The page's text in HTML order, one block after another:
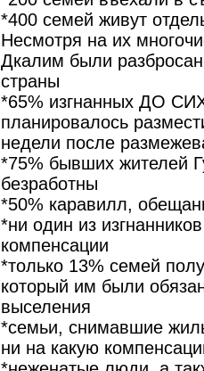
*400 семей живут
Несмотря на их
Дкалим были
страны
*65% изгнанных ДО
планировалось
недели после
*75% бывших жителей
безработны
*50% каравилл,
*ни один из
компенсации
*только 13% семей
который им были
выселения
*семьи, снимавшие
ни на какую